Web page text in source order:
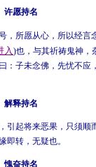
许愿持名
，所愿从心，所以经言
入)也，与其祈祷鬼神，
：子未念佛，先忧不应
解释持名
引起将来恶果，只须顺
即转，无疑也。
愧奋持名